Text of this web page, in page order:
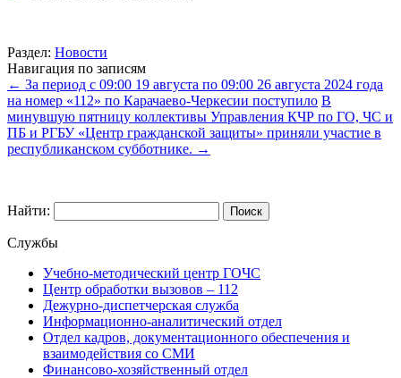
Раздел: Новости
Навигация по записям
← За период с 09:00 19 августа по 09:00 26 августа 2024 года
на номер «112» по Карачаево-Черкесии поступило В
минувшую пятницу коллективы Управления КЧР по ГО, ЧС и
ПБ и РГБУ «Центр гражданской защиты» приняли участие в
республиканском субботнике. →
Найти:
Службы
Учебно-методический центр ГОЧС
Центр обработки вызовов – 112
Дежурно-диспетчерская служба
Информационно-аналитический отдел
Отдел кадров, документационного обеспечения и
взаимодействия со СМИ
Финансово-хозяйственный отдел